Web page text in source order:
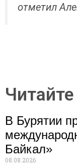
отметил
В Бурятии
Байкал»
08.08.2026